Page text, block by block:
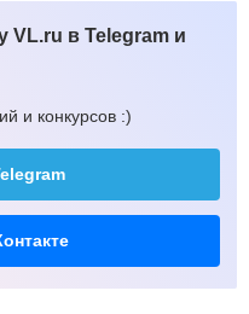
в Telegram и
и конкурсов :)